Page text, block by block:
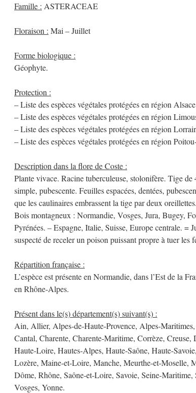
Famille : ASTERACEAE
Floraison : Mai – Juillet
Forme biologique :
Géophyte.
Protection :
– Liste des espèces végétales protégées en région
– Liste des espèces végétales protégées en région
– Liste des espèces végétales protégées en région
– Liste des espèces végétales protégées en région
Description dans la flore de Coste :
Plante vivace. Racine tuberculeuse, stolonifère. Tige de
simple, pubescente. Feuilles espacées, dentées,
que les caulinaires embrassent la tige par deux oreillettes.
Bois montagneux : Normandie, Vosges, Jura, Bugey,
Pyrénées. – Espagne, Italie, Suisse, Europe centrale. =
suspecté de receler un poison puissant propre à tuer les
Répartition française :
L’espèce est présente en Normandie, dans l’Est de la
en Rhône-Alpes.
Présent dans le(s) département(s) suivant(s) :
Ain, Allier, Alpes-de-Haute-Provence, Alpes-
Cantal, Charente, Charente-Maritime, Corrèze,
Haute-Loire, Hautes-Alpes, Haute-Saône, Haute-
Lozère, Maine-et-Loire, Manche, Meurthe-et-Moselle,
Dôme, Rhône, Saône-et-Loire, Savoie, Seine-
Vosges, Yonne.